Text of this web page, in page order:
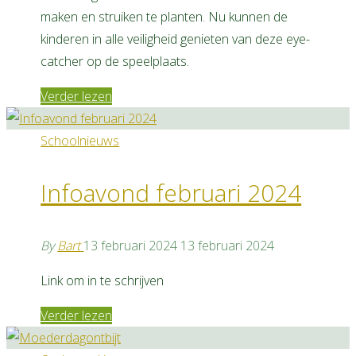
Search
maken en struiken te planten. Nu kunnen de
kinderen in alle veiligheid genieten van deze eye-
catcher op de speelplaats.
Verder lezen
Schoolnieuws
Infoavond februari 2024
By Bart 13 februari 2024 13 februari 2024
Link om in te schrijven
Verder lezen
februari